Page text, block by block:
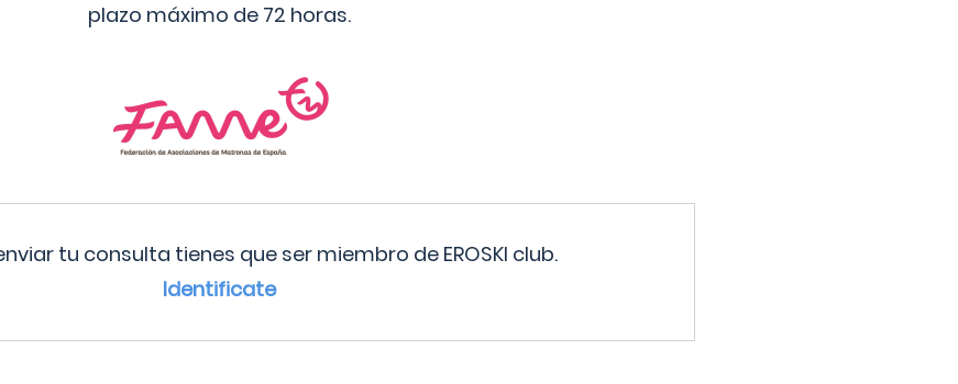
plazo máximo de 72 horas.
tu consulta tienes que ser miembro de EROSKI club.
Identificate